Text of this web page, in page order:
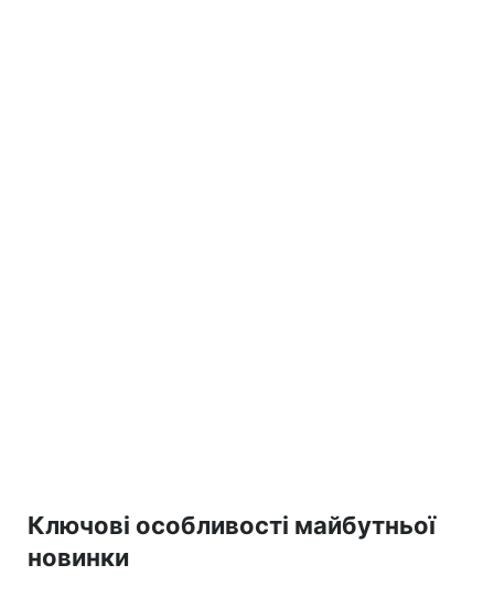
Ключові особливості майбутньої
новинки